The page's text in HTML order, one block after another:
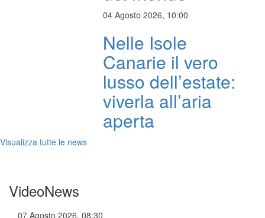
04 Agosto 2026, 10:00
Nelle Isole
Canarie il vero
lusso dell’estate:
viverla all’aria
aperta
Visualizza tutte le news
VideoNews
07 Agosto 2026, 08:30